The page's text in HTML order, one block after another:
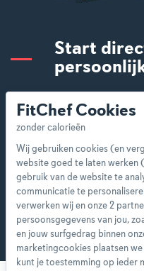
Start
features en
menu op maat.
Start
FitChef Cookies
Wij gebruiken cookies (en
website goed te laten werken
gebruik van de website te
communicatie te
verwerken wij en onze 2
persoonsgegevens van jou,
en jouw surfgedrag binnen
marketingcookies plaatsen
kunt je toestemming op ieder